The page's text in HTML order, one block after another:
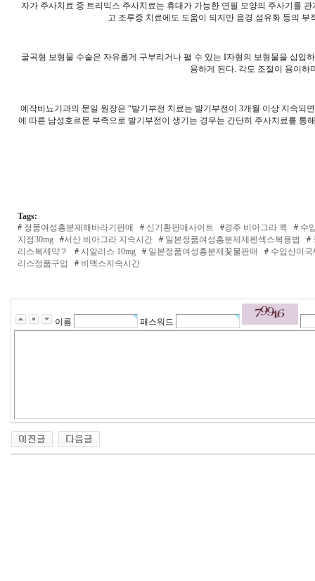
자가 주사치료 중 트리믹스 주사치료는 휴대가 가능한 연필 모양의 주사기를
고 조루증 치료에도 도움이 되지만 음경 섬유화 등의
굴곡형 보형물 수술은 자유롭게 구부리거나 펼 수 있는 I자형의 보형물을 삽입
용하게 된다. 각도 조절이 용이하
예작비뇨기과의 문일 원장은 “발기부전 치료는 발기부전이 3개월 이상 지속
에 따른 남성호르몬 부족으로 발기부전이 생기는 경우는 간단히 주사치료를 통
Tags:
# 정품여성흥분제해바라기판매 # 신기환판매사이트 #경주 비아그라 퀵 # 수
지정30mg #서산 비아그라 지속시간 # 일본정품여성흥분제제펜섹스복용법 #
리스복제약？
# 시알리스 10mg # 일본정품여성흥분제꽃물판매 # 수입산미
리스정품구입
# 비맥스지속시간
이름 패스워드